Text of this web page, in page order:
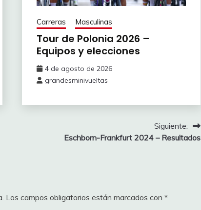
150
200 7
75
175 7
125
300
Carreras Masculinas
Tour de Polonia 2026 –
Equipos y elecciones
4 de agosto de 2026
grandesminivueltas
Siguiente:
Eschborn-Frankfurt 2024 – Resultados
Los campos obligatorios están marcados con *